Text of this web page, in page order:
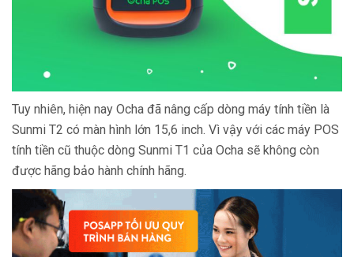
Tuy nhiên, hiện nay Ocha đã nâng cấp dòng máy tính tiền là
Sunmi T2 có màn hình lớn 15,6 inch. Vì vậy với các máy POS
tính tiền cũ thuộc dòng Sunmi T1 của Ocha sẽ không còn
được hãng bảo hành chính hãng.